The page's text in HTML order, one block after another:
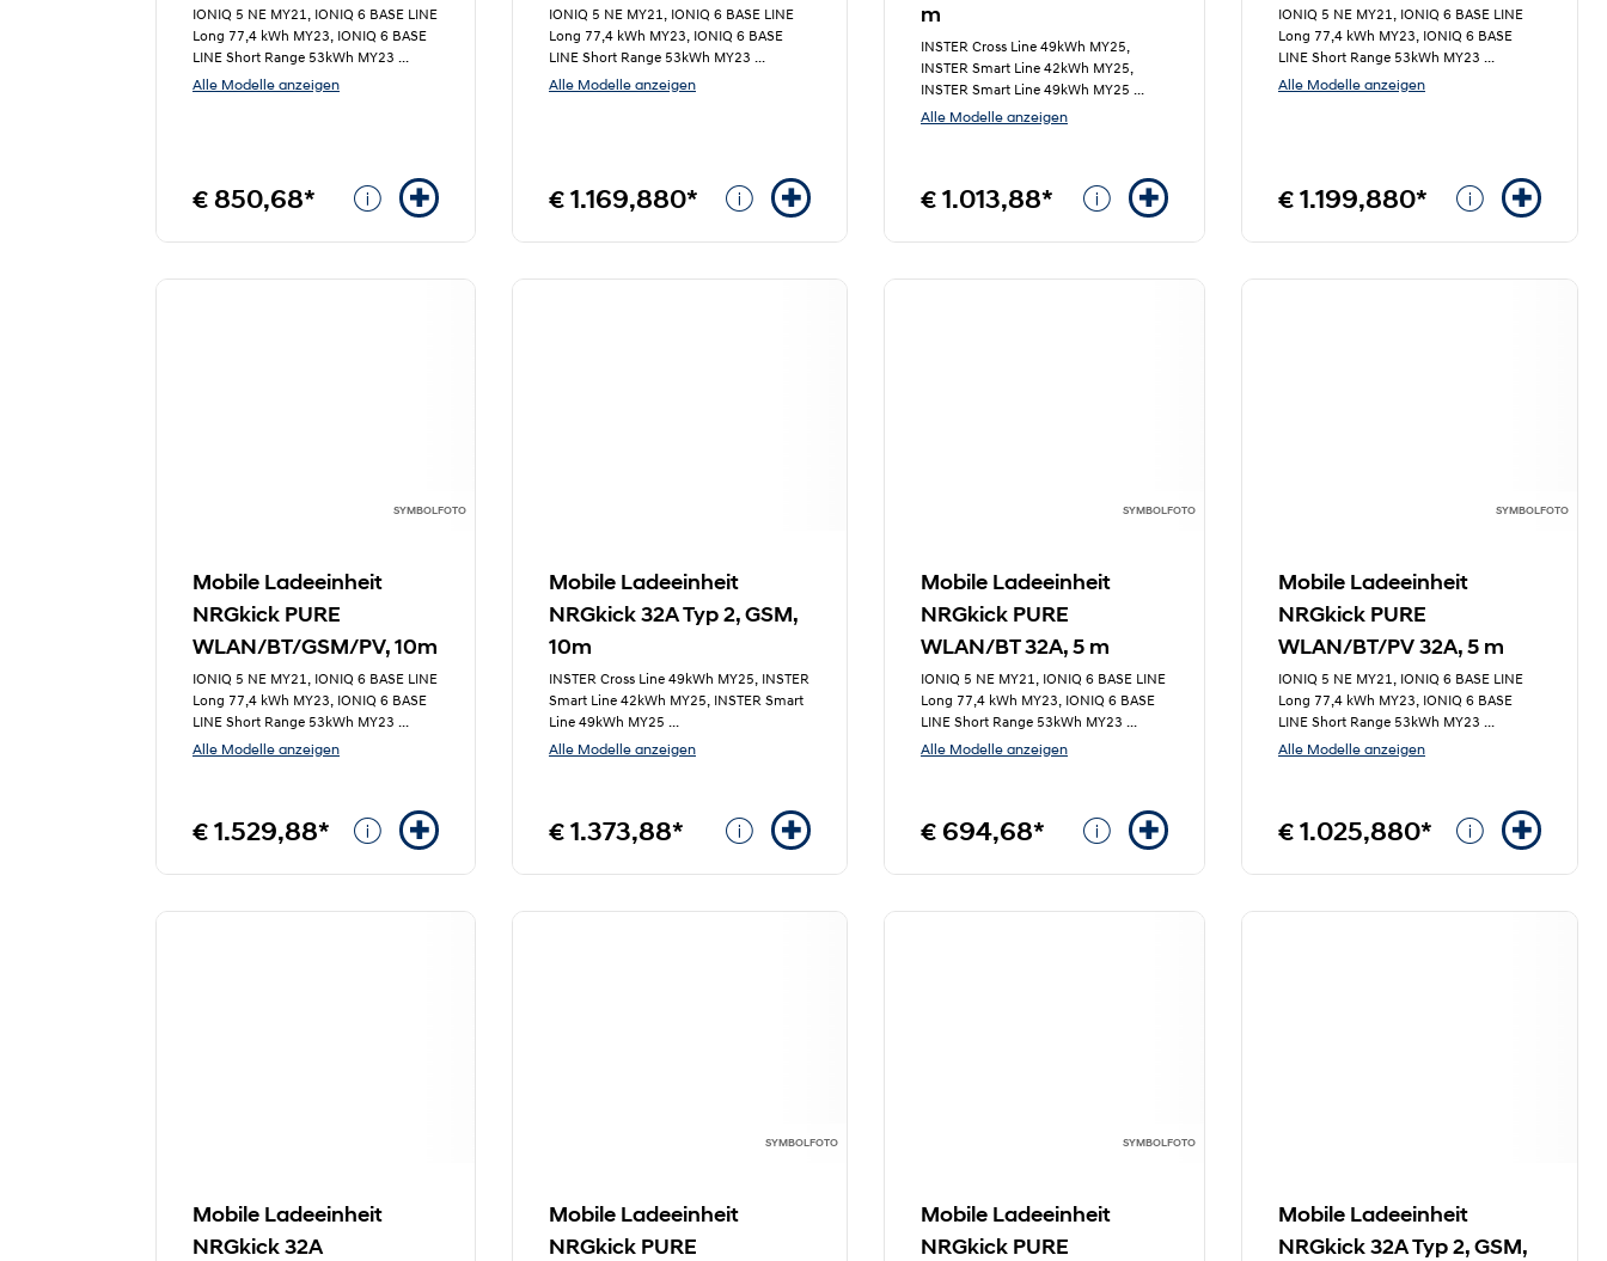
IONIQ 5 NE MY21, IONIQ 6 BASE LINE
Long 77,4 kWh MY23, IONIQ 6 BASE
LINE Short Range 53kWh MY23 ...
Alle Modelle anzeigen
€ 850,68*
IONIQ 5 NE MY21, IONIQ 6 BASE LINE
Long 77,4 kWh MY23, IONIQ 6 BASE
LINE Short Range 53kWh MY23 ...
Alle Modelle anzeigen
€ 1.169,880*
m
INSTER Cross Line 49kWh MY25,
INSTER Smart Line 42kWh MY25,
INSTER Smart Line 49kWh MY25 ...
Alle Modelle anzeigen
€ 1.013,88*
IONIQ 5 NE MY21, IONIQ 6 BASE LINE
Long 77,4 kWh MY23, IONIQ 6 BASE
LINE Short Range 53kWh MY23 ...
Alle Modelle anzeigen
€ 1.199,880*
SYMBOLFOTO
Mobile Ladeeinheit
NRGkick PURE
WLAN/BT/GSM/PV, 10m
IONIQ 5 NE MY21, IONIQ 6 BASE LINE
Long 77,4 kWh MY23, IONIQ 6 BASE
LINE Short Range 53kWh MY23 ...
Alle Modelle anzeigen
€ 1.529,88*
Mobile Ladeeinheit
NRGkick 32A Typ 2, GSM,
10m
INSTER Cross Line 49kWh MY25, INSTER
Smart Line 42kWh MY25, INSTER Smart
Line 49kWh MY25 ...
Alle Modelle anzeigen
€ 1.373,88*
SYMBOLFOTO
Mobile Ladeeinheit
NRGkick PURE
WLAN/BT 32A, 5 m
IONIQ 5 NE MY21, IONIQ 6 BASE LINE
Long 77,4 kWh MY23, IONIQ 6 BASE
LINE Short Range 53kWh MY23 ...
Alle Modelle anzeigen
€ 694,68*
SYMBOLFOTO
Mobile Ladeeinheit
NRGkick PURE
WLAN/BT/PV 32A, 5 m
IONIQ 5 NE MY21, IONIQ 6 BASE LINE
Long 77,4 kWh MY23, IONIQ 6 BASE
LINE Short Range 53kWh MY23 ...
Alle Modelle anzeigen
€ 1.025,880*
Mobile Ladeeinheit
NRGkick 32A
SYMBOLFOTO
Mobile Ladeeinheit
NRGkick PURE
SYMBOLFOTO
Mobile Ladeeinheit
NRGkick PURE
Mobile Ladeeinheit
NRGkick 32A Typ 2, GSM,